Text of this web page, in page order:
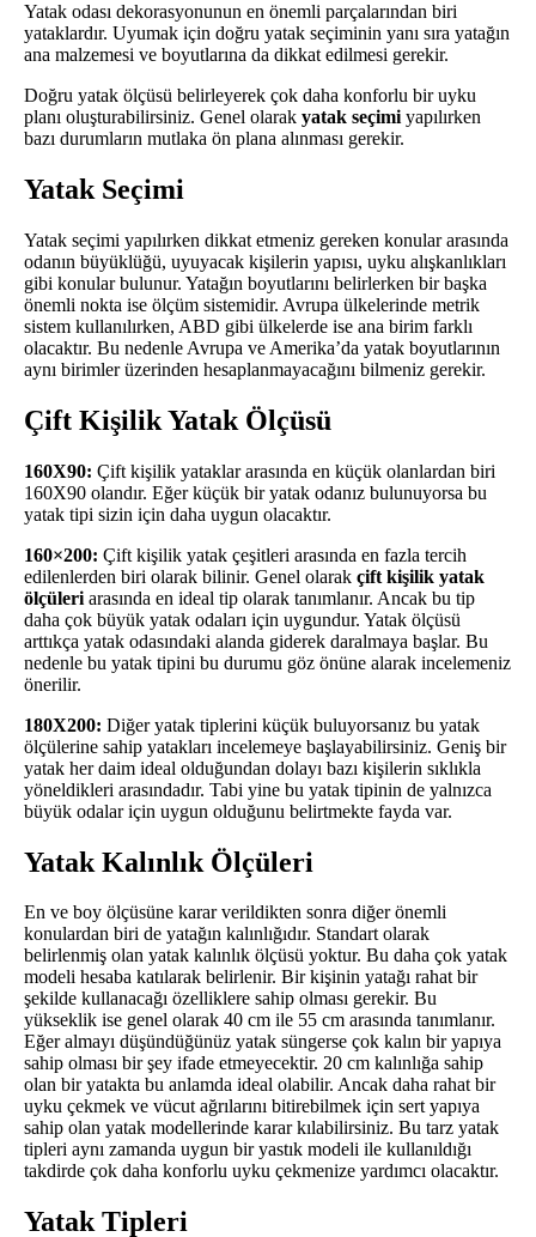
Yatak odası dekorasyonunun en önemli parçalarından biri
yataklardır. Uyumak için doğru yatak seçiminin yanı sıra yatağın
ana malzemesi ve boyutlarına da dikkat edilmesi gerekir.
Doğru yatak ölçüsü belirleyerek çok daha konforlu bir uyku
planı oluşturabilirsiniz. Genel olarak yatak seçimi yapılırken
bazı durumların mutlaka ön plana alınması gerekir.
Yatak Seçimi
Yatak seçimi yapılırken dikkat etmeniz gereken konular arasında
odanın büyüklüğü, uyuyacak kişilerin yapısı, uyku alışkanlıkları
gibi konular bulunur. Yatağın boyutlarını belirlerken bir başka
önemli nokta ise ölçüm sistemidir. Avrupa ülkelerinde metrik
sistem kullanılırken, ABD gibi ülkelerde ise ana birim farklı
olacaktır. Bu nedenle Avrupa ve Amerika’da yatak boyutlarının
aynı birimler üzerinden hesaplanmayacağını bilmeniz gerekir.
Çift Kişilik Yatak Ölçüsü
160X90: Çift kişilik yataklar arasında en küçük olanlardan biri
160X90 olandır. Eğer küçük bir yatak odanız bulunuyorsa bu
yatak tipi sizin için daha uygun olacaktır.
160×200: Çift kişilik yatak çeşitleri arasında en fazla tercih
edilenlerden biri olarak bilinir. Genel olarak çift kişilik yatak
ölçüleri arasında en ideal tip olarak tanımlanır. Ancak bu tip
daha çok büyük yatak odaları için uygundur. Yatak ölçüsü
arttıkça yatak odasındaki alanda giderek daralmaya başlar. Bu
nedenle bu yatak tipini bu durumu göz önüne alarak incelemeniz
önerilir.
180X200: Diğer yatak tiplerini küçük buluyorsanız bu yatak
ölçülerine sahip yatakları incelemeye başlayabilirsiniz. Geniş bir
yatak her daim ideal olduğundan dolayı bazı kişilerin sıklıkla
yöneldikleri arasındadır. Tabi yine bu yatak tipinin de yalnızca
büyük odalar için uygun olduğunu belirtmekte fayda var.
Yatak Kalınlık Ölçüleri
En ve boy ölçüsüne karar verildikten sonra diğer önemli
konulardan biri de yatağın kalınlığıdır. Standart olarak
belirlenmiş olan yatak kalınlık ölçüsü yoktur. Bu daha çok yatak
modeli hesaba katılarak belirlenir. Bir kişinin yatağı rahat bir
şekilde kullanacağı özelliklere sahip olması gerekir. Bu
yükseklik ise genel olarak 40 cm ile 55 cm arasında tanımlanır.
Eğer almayı düşündüğünüz yatak süngerse çok kalın bir yapıya
sahip olması bir şey ifade etmeyecektir. 20 cm kalınlığa sahip
olan bir yatakta bu anlamda ideal olabilir. Ancak daha rahat bir
uyku çekmek ve vücut ağrılarını bitirebilmek için sert yapıya
sahip olan yatak modellerinde karar kılabilirsiniz. Bu tarz yatak
tipleri aynı zamanda uygun bir yastık modeli ile kullanıldığı
takdirde çok daha konforlu uyku çekmenize yardımcı olacaktır.
Yatak Tipleri